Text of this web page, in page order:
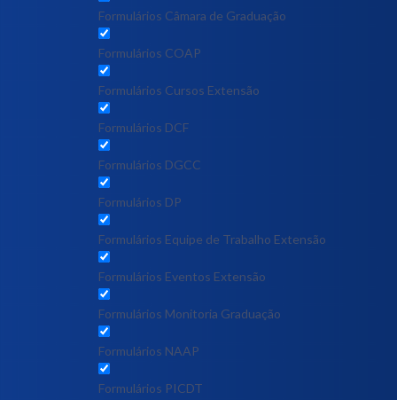
Formulários Câmara de Graduação
Formulários COAP
Formulários Cursos Extensão
Formulários DCF
Formulários DGCC
Formulários DP
Formulários Equipe de Trabalho Extensão
Formulários Eventos Extensão
Formulários Monitoria Graduação
Formulários NAAP
Formulários PICDT